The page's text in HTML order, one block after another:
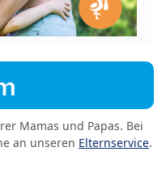
Mamas und Papas. Bei
an unseren Elternservice.